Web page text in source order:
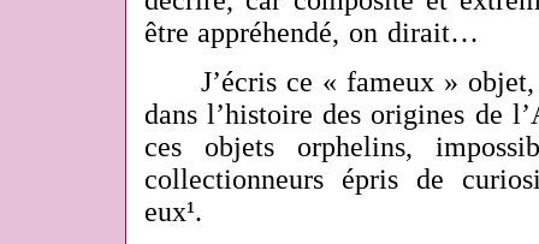
être appréhendé, on dirait…
J’écris ce « fameux » objet,
dans l’histoire des origines de
ces objets orphelins,
collectionneurs épris de
eux¹.